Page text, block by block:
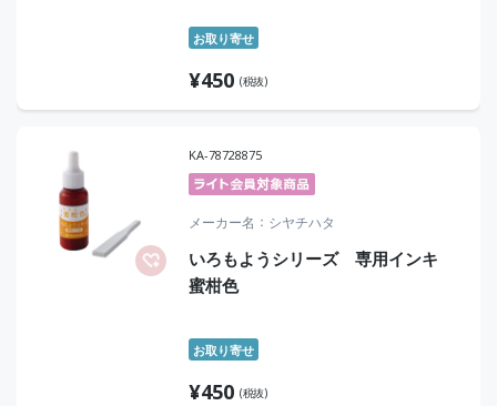
お取り寄せ
¥450 (税抜)
KA-78728875
メーカー名 シヤチハタ
いろもようシリーズ 専用インキ
蜜柑色
お取り寄せ
¥450 (税抜)